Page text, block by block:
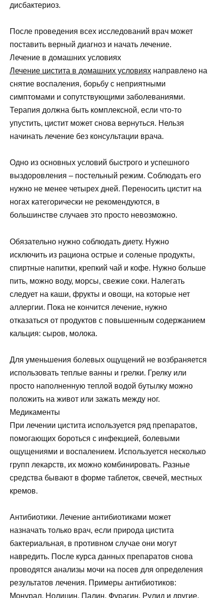
дисбактериоз.
После проведения всех исследований врач может
поставить верный диагноз и начать лечение.
Лечение в домашних условиях
Лечение цистита в домашних условиях направлено на
снятие воспаления, борьбу с неприятными
симптомами и сопутствующими заболеваниями.
Терапия должна быть комплексной, если что-то
упустить, цистит может снова вернуться. Нельзя
начинать лечение без консультации врача.
Одно из основных условий быстрого и успешного
выздоровления – постельный режим. Соблюдать его
нужно не менее четырех дней. Переносить цистит на
ногах категорически не рекомендуются, в
большинстве случаев это просто невозможно.
Обязательно нужно соблюдать диету. Нужно
исключить из рациона острые и соленые продукты,
спиртные напитки, крепкий чай и кофе. Нужно больше
пить, можно воду, морсы, свежие соки. Налегать
следует на каши, фрукты и овощи, на которые нет
аллергии. Пока не кончится лечение, нужно
отказаться от продуктов с повышенным содержанием
кальция: сыров, молока.
Для уменьшения болевых ощущений не возбраняется
использовать теплые ванны и грелки. Грелку или
просто наполненную теплой водой бутылку можно
положить на живот или зажать между ног.
Медикаменты
При лечении цистита используется ряд препаратов,
помогающих бороться с инфекцией, болевыми
ощущениями и воспалением. Используется несколько
групп лекарств, их можно комбинировать. Разные
средства бывают в форме таблеток, свечей, местных
кремов.
Антибиотики. Лечение антибиотиками может
назначать только врач, если природа цистита
бактериальная, в противном случае они могут
навредить. После курса данных препаратов снова
проводятся анализы мочи на посев для определения
результатов лечения. Примеры антибиотиков:
Монурал, Нолицин, Палин, Фурагин, Рулид и другие.